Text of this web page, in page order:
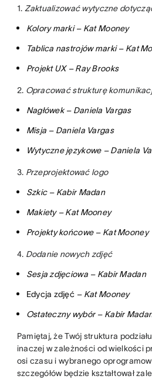
1. Zaktualizować wytyczne
Kolory marki – Kat Mooney
Tablica nastrojów marki – Kat
Projekt UX – Ray Brooks
2. Opracować strukturę
Nagłówek – Daniela Vargas
Misja – Daniela Vargas
Wytyczne językowe – Daniela
3. Przeprojektować logo
Szkic – Kabir Madan
Makiety – Kat Mooney
Projekty końcowe – Kat Mooney
4. Dodanie nowych zdjęć
Sesja zdjęciowa – Kabir Madan
Edycja zdjęć – Kat Mooney
Ostateczny wybór – Kabir
Pamiętaj, że Twój struktura
inaczej w zależności od wielkości
osi czasu i wybranego
szczegółów będzie kształtował